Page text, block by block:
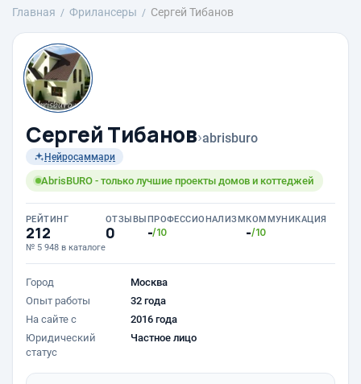
Главная Фрилансеры Сергей Тибанов
Сергей Тибанов›abrisburo
Нейросаммари
AbrisBURO - только лучшие проекты домов и коттеджей
РЕЙТИНГ
212
№ 5 948 в каталоге
ОТЗЫВЫ
0
ПРОФЕССИОНАЛИЗМ
-/10
КОММУНИКАЦИЯ
-/10
Город
Москва
Опыт работы
32 года
На сайте с
2016 года
Юридический
статус
Частное лицо